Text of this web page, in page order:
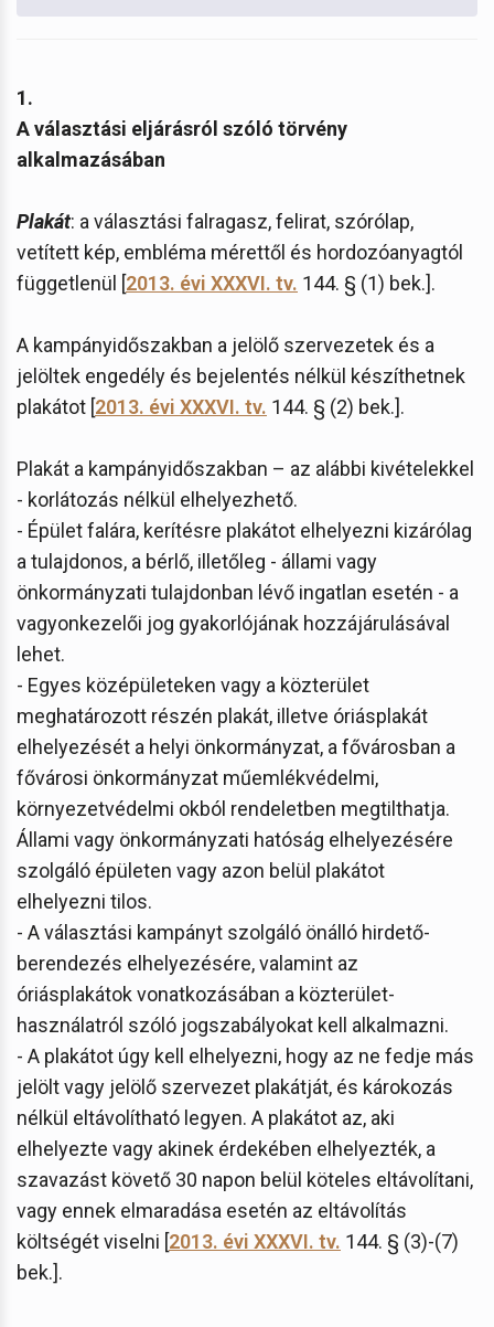
1.
A választási eljárásról szóló törvény
alkalmazásában
Plakát: a választási falragasz, felirat, szórólap,
vetített kép, embléma mérettől és hordozóanyagtól
függetlenül [2013. évi XXXVI. tv. 144. § (1) bek.].
A kampányidőszakban a jelölő szervezetek és a
jelöltek engedély és bejelentés nélkül készíthetnek
plakátot [2013. évi XXXVI. tv. 144. § (2) bek.].
Plakát a kampányidőszakban – az alábbi kivételekkel
- korlátozás nélkül elhelyezhető.
- Épület falára, kerítésre plakátot elhelyezni kizárólag
a tulajdonos, a bérlő, illetőleg - állami vagy
önkormányzati tulajdonban lévő ingatlan esetén - a
vagyonkezelői jog gyakorlójának hozzájárulásával
lehet.
- Egyes középületeken vagy a közterület
meghatározott részén plakát, illetve óriásplakát
elhelyezését a helyi önkormányzat, a fővárosban a
fővárosi önkormányzat műemlékvédelmi,
környezetvédelmi okból rendeletben megtilthatja.
Állami vagy önkormányzati hatóság elhelyezésére
szolgáló épületen vagy azon belül plakátot
elhelyezni tilos.
- A választási kampányt szolgáló önálló hirdető-
berendezés elhelyezésére, valamint az
óriásplakátok vonatkozásában a közterület-
használatról szóló jogszabályokat kell alkalmazni.
- A plakátot úgy kell elhelyezni, hogy az ne fedje más
jelölt vagy jelölő szervezet plakátját, és károkozás
nélkül eltávolítható legyen. A plakátot az, aki
elhelyezte vagy akinek érdekében elhelyezték, a
szavazást követő 30 napon belül köteles eltávolítani,
vagy ennek elmaradása esetén az eltávolítás
költségét viselni [2013. évi XXXVI. tv. 144. § (3)-(7)
bek.].